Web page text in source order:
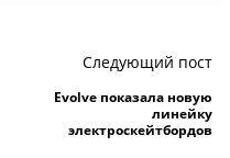
Следующий пост
Evolve показала новую
линейку
электроскейтбордов